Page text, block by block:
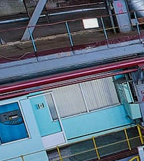
силами специалистов
проведена
ресертификационный
целей
на ТЭЦ
(СМК)
– это составная
– это система бизнес-